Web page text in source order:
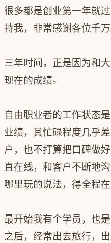
很多都是创业第一年就
持我，非常感谢各位千万
三年时间，正是因为和
现在的成绩。
自由职业者的工作状态
业绩，其忙碌程度几乎
户，也不打算把口碑做
直在线，和客户不断地
哪里玩的说法，得全程在
最开始我有个学员，也
之后，经常出去旅行，